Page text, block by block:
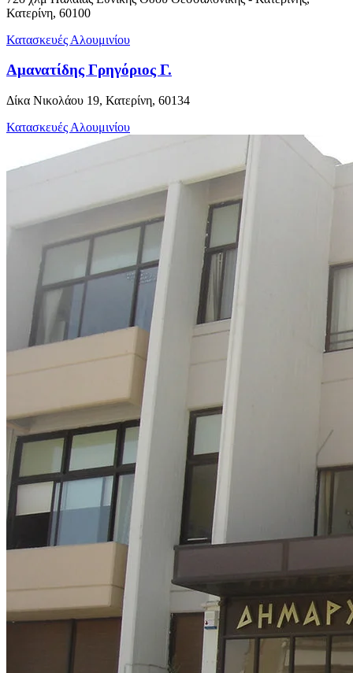
Κατερίνη, 60100
Κατασκευές Αλουμινίου
Αμανατίδης Γρηγόριος Γ.
Δίκα Νικολάου 19, Κατερίνη, 60134
Κατασκευές Αλουμινίου